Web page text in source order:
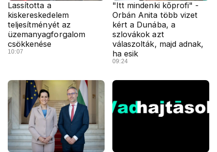
Lassította a
kiskereskedelem
teljesítményét az
üzemanyagforgalom
csökkenése
10:07
"Itt mindenki kőprofi" -
Orbán Anita több vizet
kért a Dunába, a
szlovákok azt
válaszolták, majd adnak,
ha esik
09:24